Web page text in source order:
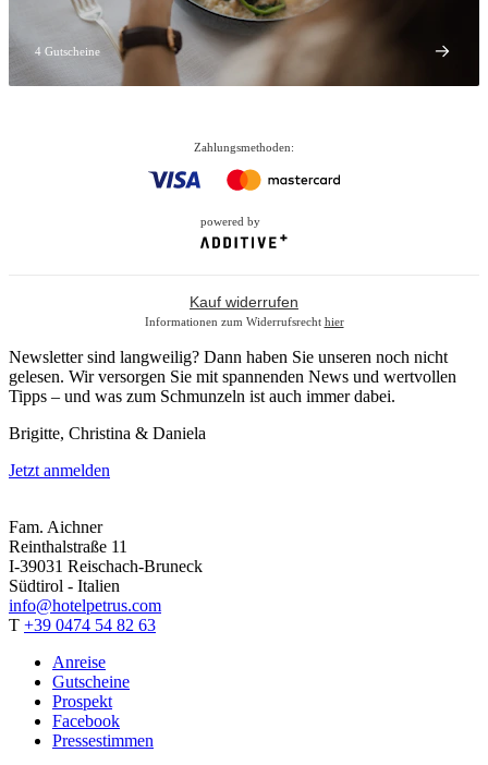
4 Gutscheine
Zahlungsmethoden:
powered by
Kauf widerrufen
Informationen zum Widerrufsrecht hier
Newsletter sind langweilig? Dann haben Sie unseren noch nicht
gelesen. Wir versorgen Sie mit spannenden News und wertvollen
Tipps – und was zum Schmunzeln ist auch immer dabei.
Brigitte, Christina & Daniela
Jetzt anmelden
Fam. Aichner
Reinthalstraße 11
I-39031 Reischach-Bruneck
Südtirol - Italien
info@hotelpetrus.com
T +39 0474 54 82 63
Anreise
Gutscheine
Prospekt
Facebook
Pressestimmen